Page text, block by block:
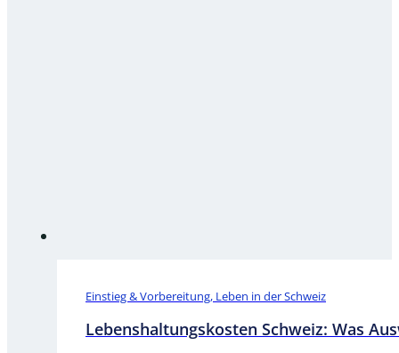
Einstieg & Vorbereitung, Leben in der Schweiz
Lebenshaltungskosten Schweiz: Was